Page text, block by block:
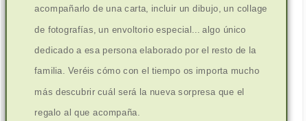
acompañarlo de una carta, incluir un dibujo, un collage
de fotografías, un envoltorio especial... algo único
dedicado a esa persona elaborado por el resto de la
familia. Veréis cómo con el tiempo os importa mucho
más descubrir cuál será la nueva sorpresa que el
regalo al que acompaña.